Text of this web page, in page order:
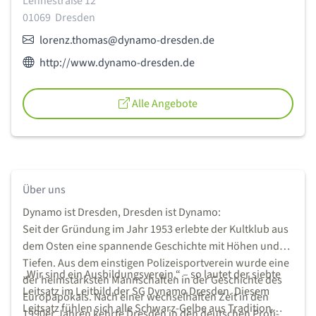
01069 Dresden
E-Mail:lorenz.thomas@dynamo-dresden.de
Webseite des Anbieters:
http://www.dynamo-dresden.de
Alle Angebote
Über uns
Dynamo ist Dresden, Dresden ist Dynamo:
Seit der Gründung im Jahr 1953 erlebte der Kultklub aus
dem Osten eine spannende Geschichte mit Höhen und
Tiefen. Aus dem einstigen Polizeisportverein wurde eine
der heimstärksten Mannschaften in der Geschichte des
Europapokals. Nach einer wechselhaften Zeit in den
„Wir sind ein Ausbildungsverein.“ – so lautet der siebte
Leitsatz im Leitbild der SG Dynamo Dresden. Diesem
Leitsatz fühlen sich alle Schwarz-Gelbe aus Tradition